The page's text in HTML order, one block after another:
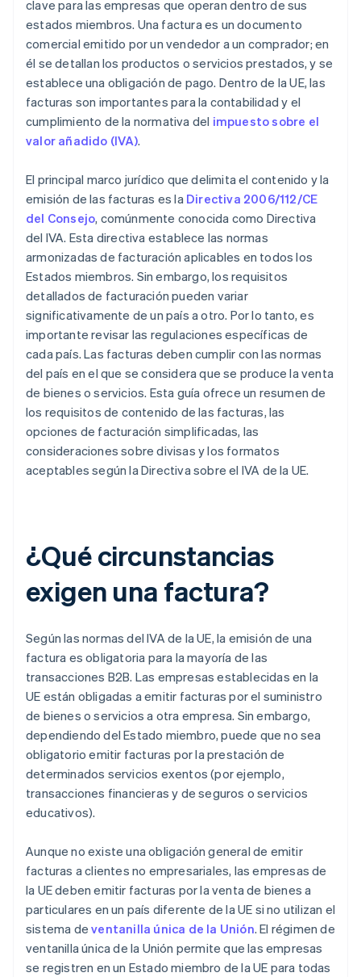
Fecha de vencimiento del pago
Formato de la factura
clave para las empresas que operan dentro de sus
estados miembros. Una factura es un documento
comercial emitido por un vendedor a un comprador; en
él se detallan los productos o servicios prestados, y se
establece una obligación de pago. Dentro de la UE, las
facturas son importantes para la contabilidad y el
cumplimiento de la normativa del impuesto sobre el
valor añadido (IVA).
El principal marco jurídico que delimita el contenido y la
emisión de las facturas es la Directiva 2006/112/CE
del Consejo, comúnmente conocida como Directiva
del IVA. Esta directiva establece las normas
armonizadas de facturación aplicables en todos los
Estados miembros. Sin embargo, los requisitos
detallados de facturación pueden variar
significativamente de un país a otro. Por lo tanto, es
importante revisar las regulaciones específicas de
cada país. Las facturas deben cumplir con las normas
del país en el que se considera que se produce la venta
de bienes o servicios. Esta guía ofrece un resumen de
los requisitos de contenido de las facturas, las
opciones de facturación simplificadas, las
consideraciones sobre divisas y los formatos
aceptables según la Directiva sobre el IVA de la UE.
¿Qué circunstancias
exigen una factura?
Según las normas del IVA de la UE, la emisión de una
factura es obligatoria para la mayoría de las
transacciones B2B. Las empresas establecidas en la
UE están obligadas a emitir facturas por el suministro
de bienes o servicios a otra empresa. Sin embargo,
dependiendo del Estado miembro, puede que no sea
obligatorio emitir facturas por la prestación de
determinados servicios exentos (por ejemplo,
transacciones financieras y de seguros o servicios
educativos).
Aunque no existe una obligación general de emitir
facturas a clientes no empresariales, las empresas de
la UE deben emitir facturas por la venta de bienes a
particulares en un país diferente de la UE si no utilizan el
sistema deventanilla única de la Unión. El régimen de
ventanilla única de la Unión permite que las empresas
se registren en un Estado miembro de la UE para todas